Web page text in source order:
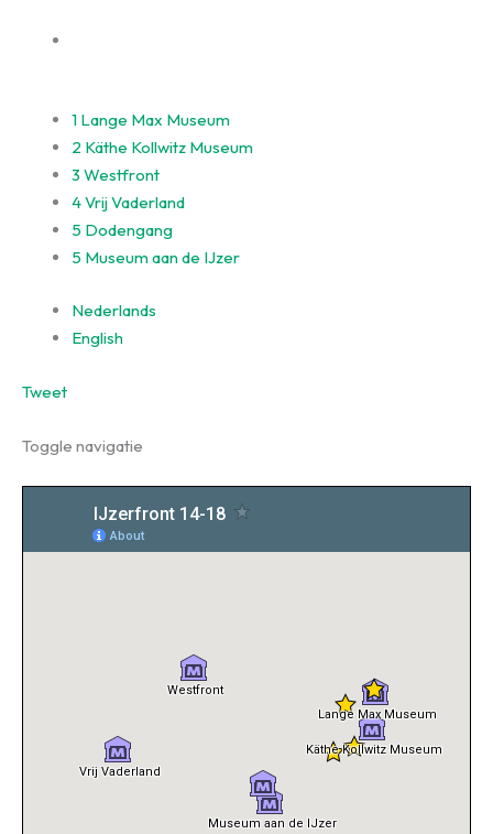
1 Lange Max Museum
2 Käthe Kollwitz Museum
3 Westfront
4Vrij Vaderland
5 Dodengang
5 Museum aan de IJzer
Nederlands
English
Tweet
Toggle navigatie